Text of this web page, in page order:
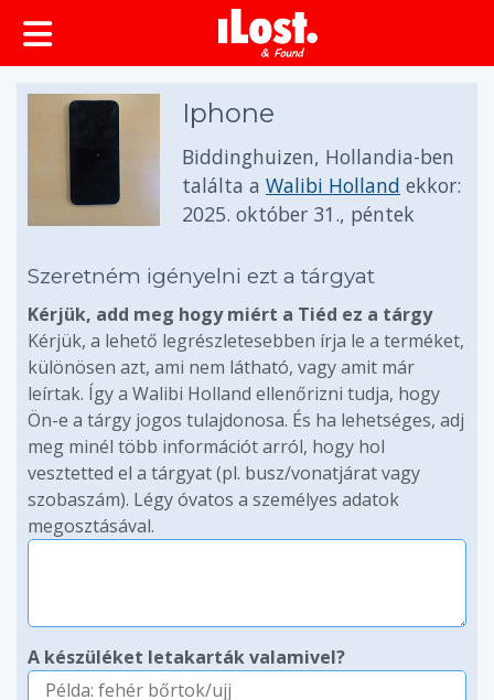
Iphone
Biddinghuizen, Hollandia-ben
találta a Walibi Holland ekkor:
2025. október 31., péntek
Szeretném igényelni ezt a tárgyat
Kérjük, add meg hogy miért a Tiéd ez a tárgy
Kérjük, a lehető legrészletesebben írja le a terméket,
különösen azt, ami nem látható, vagy amit már
leírtak. Így a Walibi Holland ellenőrizni tudja, hogy
Ön-e a tárgy jogos tulajdonosa. És ha lehetséges, adj
meg minél több információt arról, hogy hol
vesztetted el a tárgyat (pl. busz/vonatjárat vagy
szobaszám). Légy óvatos a személyes adatok
megosztásával.
A készüléket letakarták valamivel?